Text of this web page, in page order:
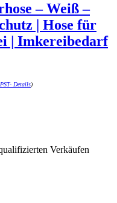
– Weiß –
| Hose für
| Imkereibedarf
Details)
Verkäufen